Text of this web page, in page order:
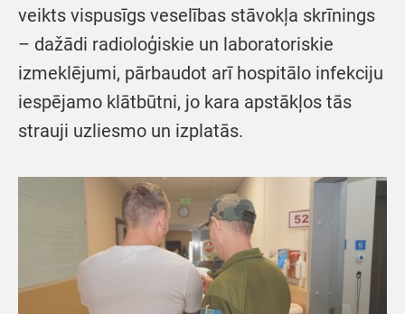
veikts vispusīgs veselības stāvokļa skrīnings
– dažādi radioloģiskie un laboratoriskie
izmeklējumi, pārbaudot arī hospitālo infekciju
iespējamo klātbūtni, jo kara apstākļos tās
strauji uzliesmo un izplatās.